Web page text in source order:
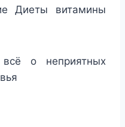
Диеты витамины